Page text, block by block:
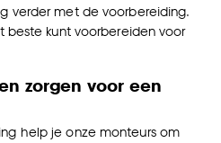
verder met de voorbereiding.
beste kunt voorbereiden voor
zorgen voor een
help je onze monteurs om